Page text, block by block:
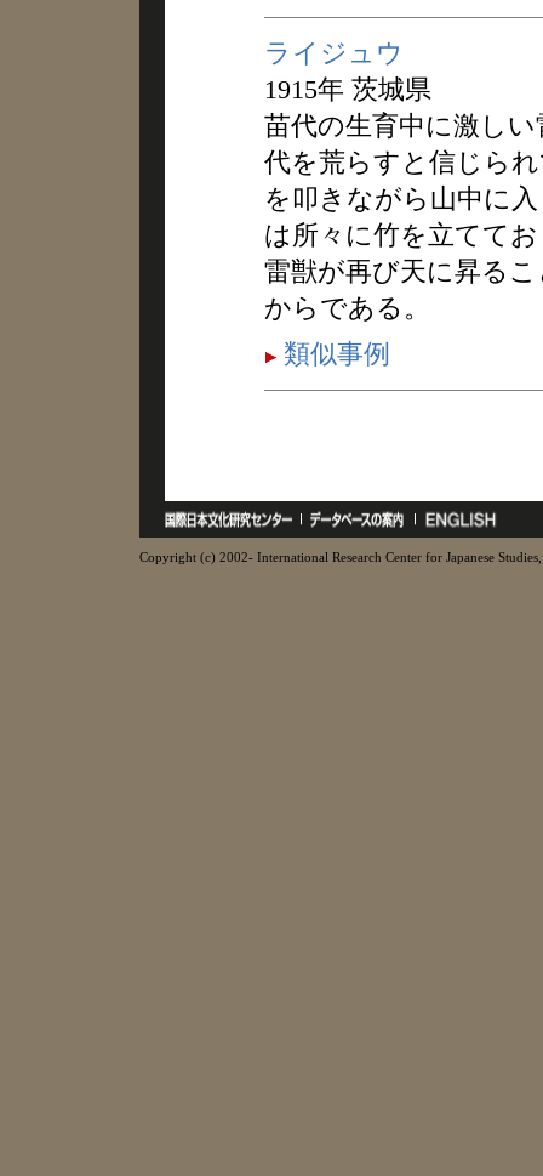
ライジュウ
1915年 茨城県
苗代の生育中に激し
代を荒らすと信じら
を叩きながら山中に
は所々に竹を立てて
雷獣が再び天に昇る
からである。
類似事例
Copyright (c) 2002- International Research Center for Japanese